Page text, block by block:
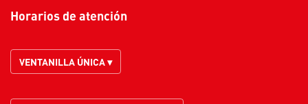
Horarios de atención
VENTANILLA ÚNICA ▾